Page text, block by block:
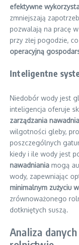
efektywne
zmniejszają
pozwalają na pracę
przy złej pogodzie,
operacyjną
Inteligentne
Niedobór wody jest
inteligencja oferuje
zarządzania
wilgotności gleby,
poszczególnych
kiedy i ile wody jest
nawadniania mogą
wody, zapewniając
minimalnym zużyciu
zrównoważonego
dotkniętych suszą.
Analiza